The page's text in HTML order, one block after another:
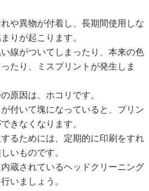
や異物が付着し、長期間使用しな
りが起こります。
線がついてしまったり、本来の色
たり、ミスプリントが発生しま
原因は、ホコリです。
付いて塊になっていると、プリン
きなくなります。
るためには、定期的に印刷をすれ
いものです。
蔵されているヘッドクリーニング
いましょう。